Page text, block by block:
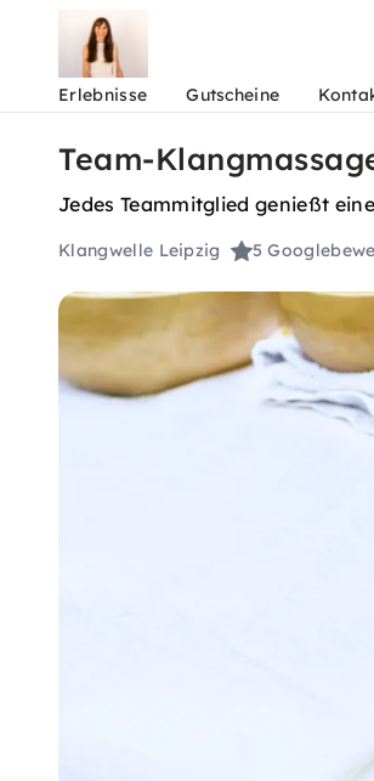
Erlebnisse Gutscheine
Team-
Jedes Teammitglied genießt
Klangwelle Leipzig 5